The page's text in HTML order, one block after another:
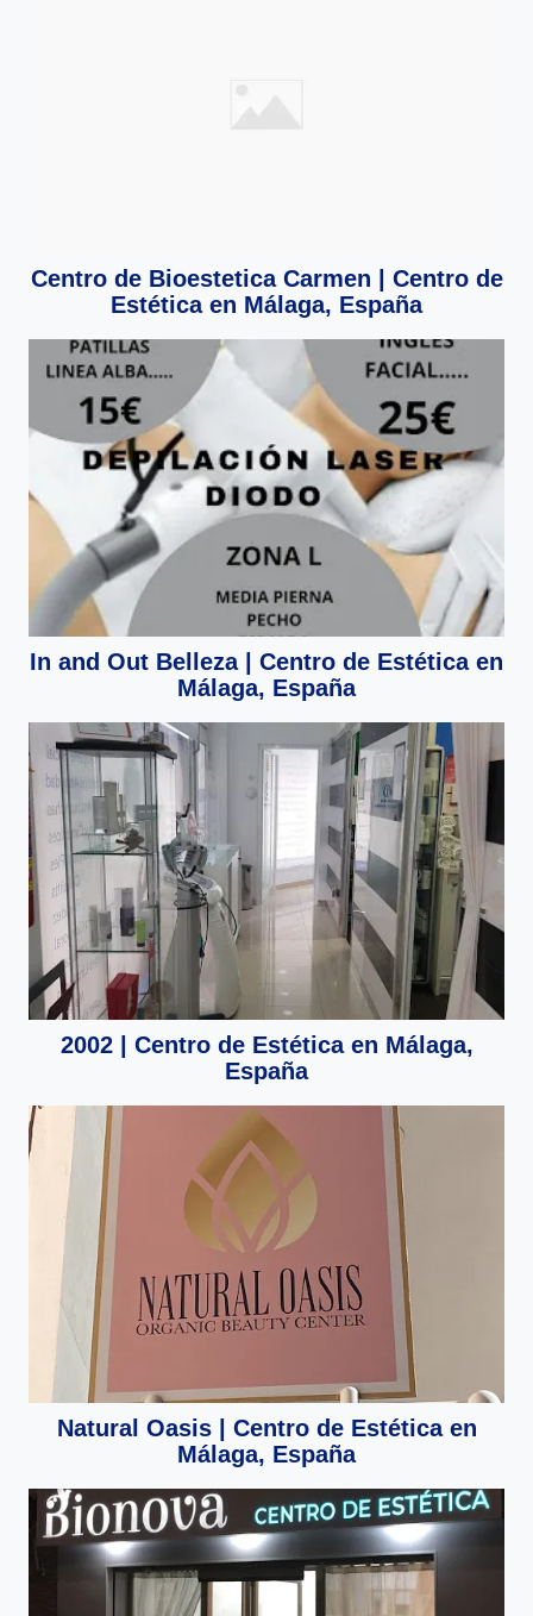
Centro de Bioestetica Carmen | Centro de
Estética en Málaga, España
In and Out Belleza | Centro de Estética en
Málaga, España
2002 | Centro de Estética en Málaga,
España
Natural Oasis | Centro de Estética en
Málaga, España